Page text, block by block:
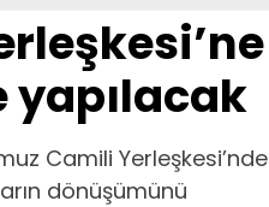
Camili Yerleşkesi’nde
dönüşümünü